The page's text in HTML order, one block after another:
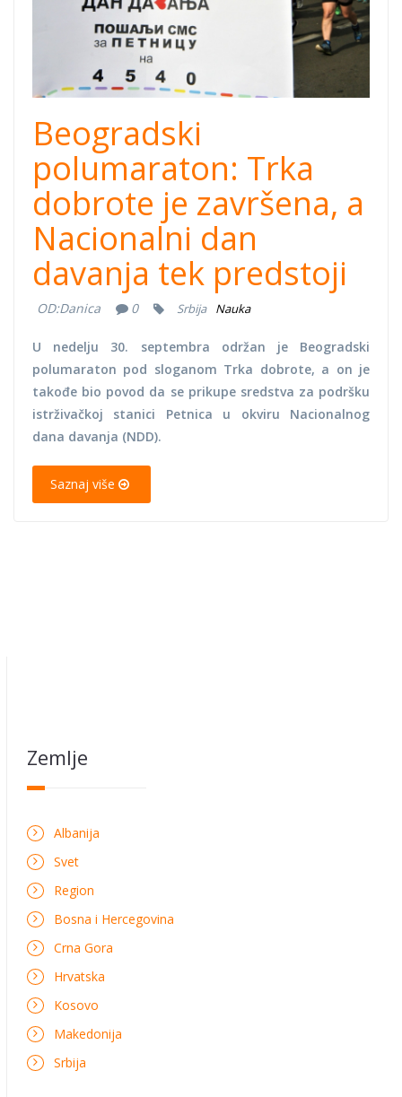
Beogradski
polumaraton: Trka
dobrote je završena, a
Nacionalni dan
davanja tek predstoji
OD:Danica 0 Srbija Nauka
U nedelju 30. septembra održan je Beogradski
polumaraton pod sloganom Trka dobrote, a on je
takođe bio povod da se prikupe sredstva za podršku
istrživačkoj stanici Petnica u okviru Nacionalnog
dana davanja (NDD).
Saznaj više
Zemlje
Albanija
Svet
Region
Bosna i Hercegovina
Crna Gora
Hrvatska
Kosovo
Makedonija
Srbija